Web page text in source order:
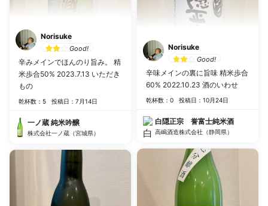
Norisuke
Good!
辛みメインでほんのり旨み。 精
米歩合50% 2023.7.13 いただき
もの
乾杯数：5 投稿日：7月14日
一ノ蔵 純米吟醸
株式会社一ノ蔵（宮城県）
Norisuke
Good!
辛味メインの裏に旨味 精米歩合
60% 2022.10.23 酒のいわせ
乾杯数：0 投稿日：10月24日
白隠正宗 誉富士純米酒
高嶋酒造株式会社（静岡県）